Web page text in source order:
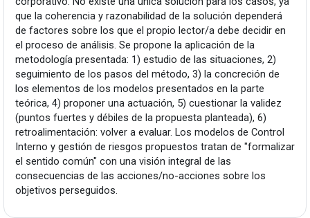
que la coherencia y razonabilidad de la solución dependerá
de factores sobre los que el propio lector/a debe decidir en
el proceso de análisis. Se propone la aplicación de la
metodología presentada: 1) estudio de las situaciones, 2)
seguimiento de los pasos del método, 3) la concreción de
los elementos de los modelos presentados en la parte
teórica, 4) proponer una actuación, 5) cuestionar la validez
(puntos fuertes y débiles de la propuesta planteada), 6)
retroalimentación: volver a evaluar. Los modelos de Control
Interno y gestión de riesgos propuestos tratan de "formalizar
el sentido común" con una visión integral de las
consecuencias de las acciones/no-acciones sobre los
objetivos perseguidos.